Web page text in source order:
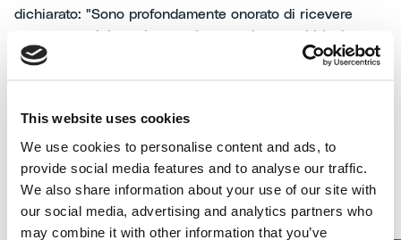
This website uses cookies
We use cookies to personalise content and ads, to
provide social media features and to analyse our traffic.
We also share information about your use of our site with
our social media, advertising and analytics partners who
may combine it with other information that you’ve
dichiarato: "Sono profondamente onorato di ricevere
questo prestigioso riconoscimento che vorrei idealmente
estendere a tutte le persone di MAIRE che hanno reso
Continueremo a innovare e a promuovere il valore del
Made in Italy nel mondo."